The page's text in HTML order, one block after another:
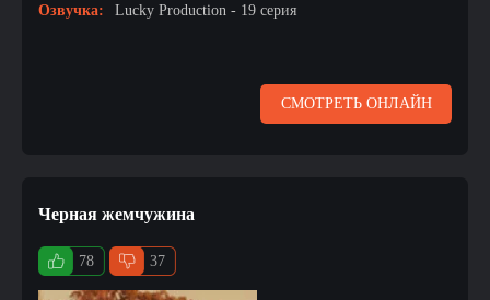
Озвучка:
Lucky Production - 19 серия
СМОТРЕТЬ ОНЛАЙН
Черная жемчужина
78 37